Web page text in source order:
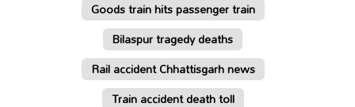
వ్యవసాయం Goods train hits passenger train
Bilaspur tragedy deaths
Rail accident Chhattisgarh news
Train accident death toll